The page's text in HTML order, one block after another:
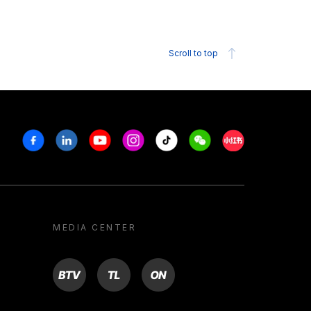
Scroll to top
FacebookLinkedinYoutubeInstagram
Tiktok WeechatXiaohongshu/
MEDIA CENTER
BTV TL ON